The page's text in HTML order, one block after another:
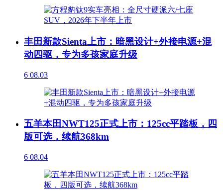
丰田新款Sienta上市：暗黑设计+外接电源+混
动四驱，专为多孩家庭升级
6 08.03
五羊本田NWT125正式上市：125cc平踏板，四
版可选，续航368km
6 08.04